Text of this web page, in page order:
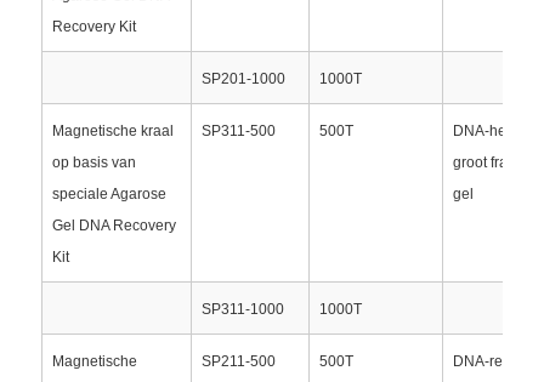
Huis
Producten
Over Ons
Fabriekstour
Recovery Kit
SP201-1000 1000T
Magnetische kraal
op basis van
speciale Agarose
Gel DNA Recovery
Kit
SP311-500 500T
DNA-herstel
groot
gel
SP311-1000 1000T
Magnetische
SP211-500 500T
DNA-